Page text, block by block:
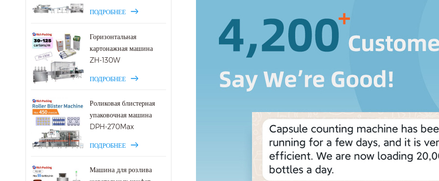
ПОДРОБНЕЕ
Горизонтальная
картонажная машина
ZH-130W
ПОДРОБНЕЕ
Роликовая блистерная
упаковочная машина
DPH-270Max
ПОДРОБНЕЕ
Машина для розлива